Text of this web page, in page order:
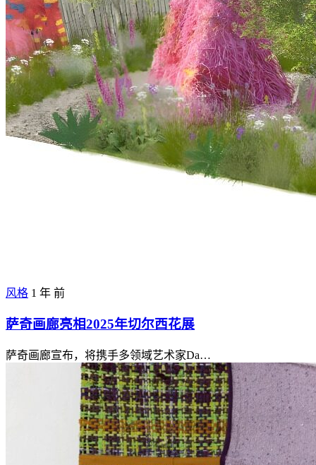
风格 1 年 前
萨奇画廊亮相2025年切尔西花展
萨奇画廊宣布，将携手多领域艺术家Da…